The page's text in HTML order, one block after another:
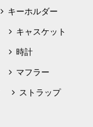
キーホルダー
キャスケット
時計
マフラー
ストラップ